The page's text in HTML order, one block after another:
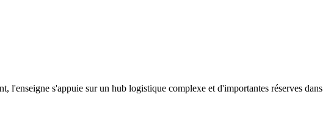
s'appuie sur un hub logistique complexe et d'importantes réserves dans